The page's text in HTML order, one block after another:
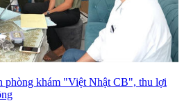
phòng khám "Việt Nhật CB", thu lợi